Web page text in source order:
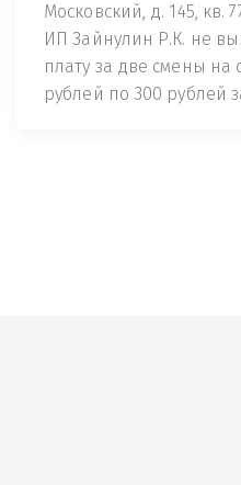
Московский, д. 145, кв.
ИП Зайнулин Р.К. не
плату за две смены на
рублей по 300 рублей